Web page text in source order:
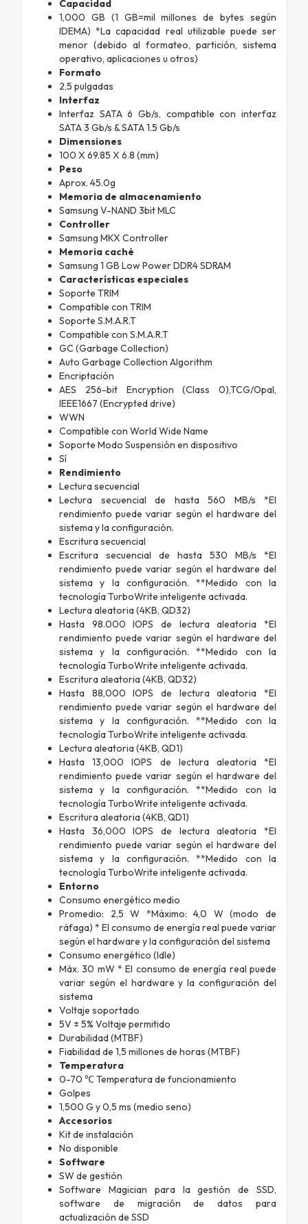
Capacidad
1,000 GB (1 GB=mil millones de bytes según
IDEMA) *La capacidad real utilizable puede ser
menor (debido al formateo, partición, sistema
operativo, aplicaciones u otros)
Formato
2,5 pulgadas
Interfaz
Interfaz SATA 6 Gb/s, compatible con interfaz
SATA 3 Gb/s & SATA 1.5 Gb/s
Dimensiones
100 X 69.85 X 6.8 (mm)
Peso
Aprox. 45.0g
Memoria de almacenamiento
Samsung V-NAND 3bit MLC
Controller
Samsung MKX Controller
Memoria caché
Samsung 1 GB Low Power DDR4 SDRAM
Características especiales
Soporte TRIM
Compatible con TRIM
Soporte S.M.A.R.T
Compatible con S.M.A.R.T
GC (Garbage Collection)
Auto Garbage Collection Algorithm
Encriptación
AES 256-bit Encryption (Class 0),TCG/Opal,
IEEE1667 (Encrypted drive)
WWN
Compatible con World Wide Name
Soporte Modo Suspensión en dispositivo
Sí
Rendimiento
Lectura secuencial
Lectura secuencial de hasta 560 MB/s *El
rendimiento puede variar según el hardware del
sistema y la configuración.
Escritura secuencial
Escritura secuencial de hasta 530 MB/s *El
rendimiento puede variar según el hardware del
sistema y la configuración. **Medido con la
tecnología TurboWrite inteligente activada.
Lectura aleatoria (4KB, QD32)
Hasta 98.000 IOPS de lectura aleatoria *El
rendimiento puede variar según el hardware del
sistema y la configuración. **Medido con la
tecnología TurboWrite inteligente activada.
Escritura aleatoria (4KB, QD32)
Hasta 88,000 IOPS de lectura aleatoria *El
rendimiento puede variar según el hardware del
sistema y la configuración. **Medido con la
tecnología TurboWrite inteligente activada.
Lectura aleatoria (4KB, QD1)
Hasta 13,000 IOPS de lectura aleatoria *El
rendimiento puede variar según el hardware del
sistema y la configuración. **Medido con la
tecnología TurboWrite inteligente activada.
Escritura aleatoria (4KB, QD1)
Hasta 36,000 IOPS de lectura aleatoria *El
rendimiento puede variar según el hardware del
sistema y la configuración. **Medido con la
tecnología TurboWrite inteligente activada.
Entorno
Consumo energético medio
Promedio: 2,5 W *Máximo: 4,0 W (modo de
ráfaga) * El consumo de energía real puede variar
según el hardware y la configuración del sistema
Consumo energético (Idle)
Máx. 30 mW * El consumo de energía real puede
variar según el hardware y la configuración del
sistema
Voltaje soportado
5V ± 5% Voltaje permitido
Durabilidad (MTBF)
Fiabilidad de 1,5 millones de horas (MTBF)
Temperatura
0-70 ℃ Temperatura de funcionamiento
Golpes
1,500 G y 0,5 ms (medio seno)
Accesorios
Kit de instalación
No disponible
Software
SW de gestión
Software Magician para la gestión de SSD,
software de migración de datos para
actualización de SSD